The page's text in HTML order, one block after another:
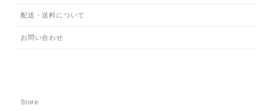
配送・送料について
お問い合わせ
Store